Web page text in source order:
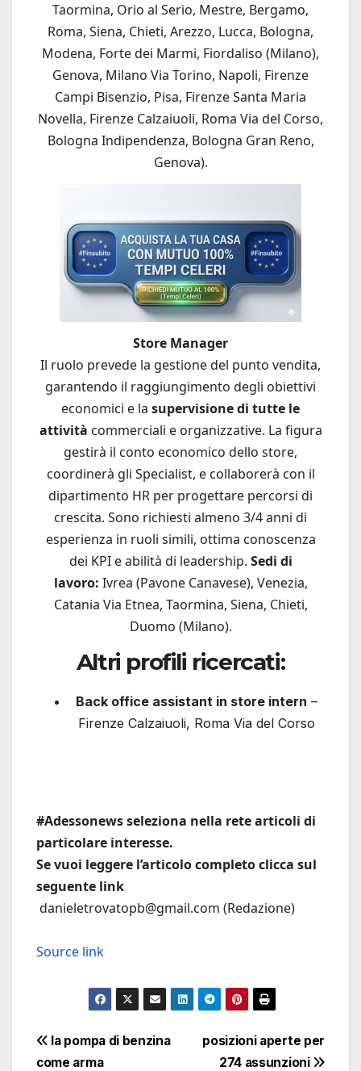
Taormina, Orio al Serio, Mestre, Bergamo,
Roma, Siena, Chieti, Arezzo, Lucca, Bologna,
Modena, Forte dei Marmi, Fiordaliso (Milano),
Genova, Milano Via Torino, Napoli, Firenze
Campi Bisenzio, Pisa, Firenze Santa Maria
Novella, Firenze Calzaiuoli, Roma Via del Corso,
Bologna Indipendenza, Bologna Gran Reno,
Genova).
Store Manager
Il ruolo prevede la gestione del punto vendita,
garantendo il raggiungimento degli obiettivi
economici e la supervisione di tutte le
attività commerciali e organizzative. La figura
gestirà il conto economico dello store,
coordinerà gli Specialist, e collaborerà con il
dipartimento HR per progettare percorsi di
crescita. Sono richiesti almeno 3/4 anni di
esperienza in ruoli simili, ottima conoscenza
dei KPI e abilità di leadership. Sedi di
lavoro: Ivrea (Pavone Canavese), Venezia,
Catania Via Etnea, Taormina, Siena, Chieti,
Duomo (Milano).
Altri profili ricercati:
Back office assistant in store intern –
Firenze Calzaiuoli, Roma Via del Corso
#Adessonews seleziona nella rete articoli di
particolare interesse.
Se vuoi leggere l’articolo completo clicca sul
seguente link
danieletrovatopb@gmail.com (Redazione)
Source link
Navigazione
posizioni aperte per
274 assunzioni
la pompa di benzina
come arma